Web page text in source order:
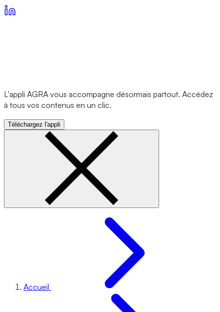
L'appli AGRA vous accompagne désormais partout. Accédez
à tous vos contenus en un clic.
Téléchargez l'appli
Accueil